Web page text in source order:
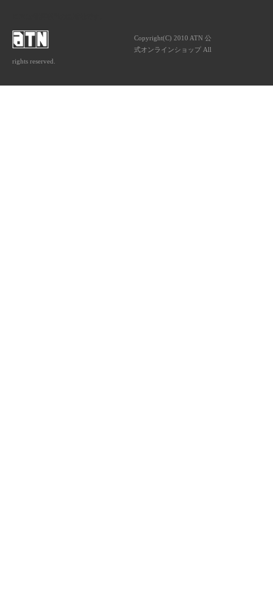
Copyright(C) 2010 ATN 公
式オンラインショップ All
rights reserved.